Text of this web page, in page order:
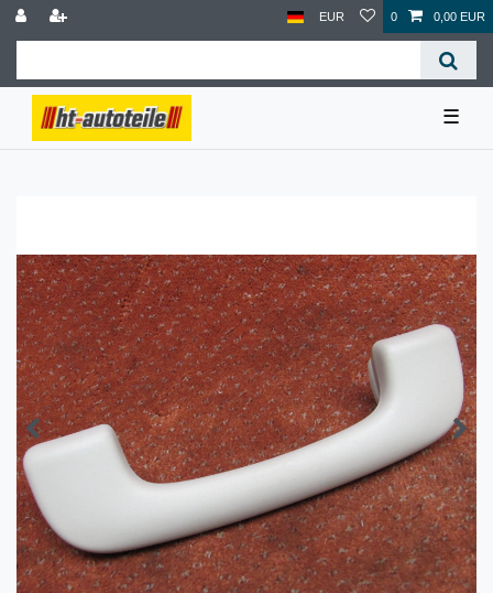
EUR 0 0,00 EUR
☰